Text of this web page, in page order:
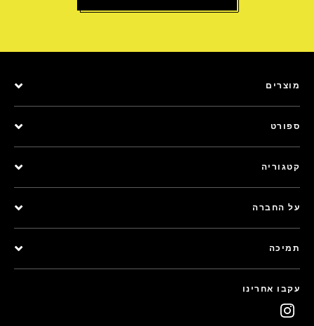
מוצרים
ספורט
קטגוריה
על החברה
תמיכה
עקבו אחרינו